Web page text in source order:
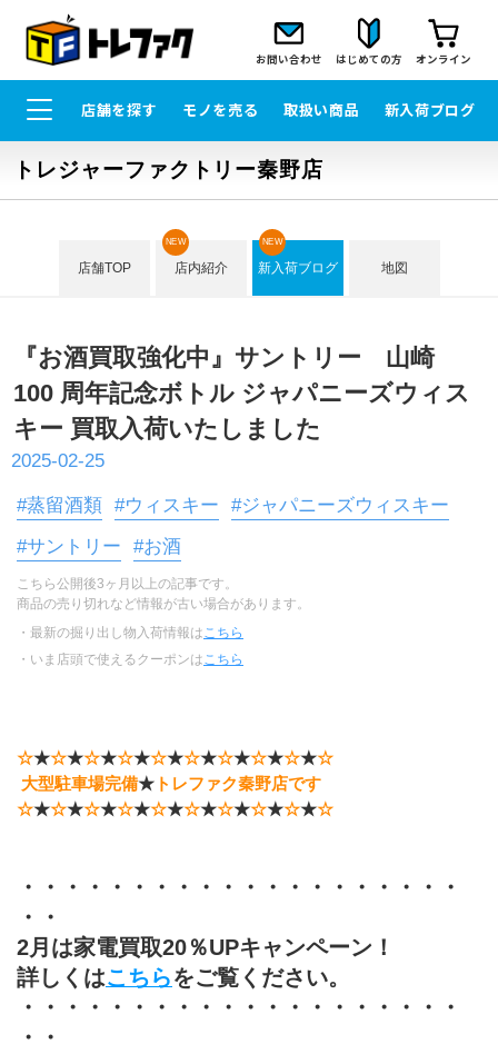
お問い合わせ はじめての方 オンライン
店舗を探す モノを売る 取扱い商品 新入荷ブログ
トレジャーファクトリー秦野店
店舗TOP 店内紹介
NEW
新入荷ブログ
NEW
地図
『お酒買取強化中』サントリー 山崎
100 周年記念ボトル ジャパニーズウィス
キー 買取入荷いたしました
2025-02-25
#蒸留酒類 #ウィスキー
#ジャパニーズウィスキー
#サントリー
#お酒
こちら公開後3ヶ月以上の記事です。
商品の売り切れなど情報が古い場合があります。
・最新の掘り出し物入荷情報は こちら
・いま店頭で使えるクーポンは こちら
☆★☆★☆★☆★☆★☆★☆★☆★☆★☆
大型駐車場完備★ トレファク秦野店です
☆★☆★☆★☆★☆★☆★☆★☆★☆★☆
・・・・・・・・・・・・・・・・・・・・
・・
2月は家電買取20％UPキャンペーン！
詳しくはこちらをご覧ください。
・・・・・・・・・・・・・・・・・・・・
・・